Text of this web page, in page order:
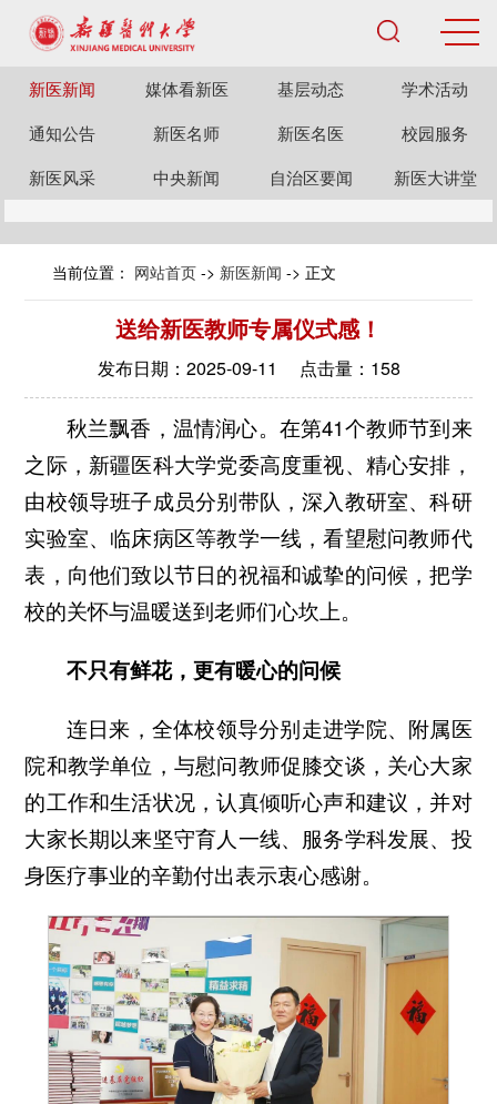
新医新闻 媒体看新医 基层动态
学术活动
通知公告
新医名师 新医名医
校园服务
新医风采
中央新闻 自治区要闻 新医大讲堂
当前位置： 网站首页 -> 新医新闻 -> 正文
送给新医教师专属仪式感！
发布日期：2025-09-11 点击量： 158
秋兰飘香，温情润心。在第41个教师节到来
之际，新疆医科大学党委高度重视、精心安排，
由校领导班子成员分别带队，深入教研室、科研
实验室、临床病区等教学一线，看望慰问教师代
表，向他们致以节日的祝福和诚挚的问候，把学
校的关怀与温暖送到老师们心坎上。
不只有鲜花，更有暖心的问候
连日来，全体校领导分别走进学院、附属医
院和教学单位，与慰问教师促膝交谈，关心大家
的工作和生活状况，认真倾听心声和建议，并对
大家长期以来坚守育人一线、服务学科发展、投
身医疗事业的辛勤付出表示衷心感谢。